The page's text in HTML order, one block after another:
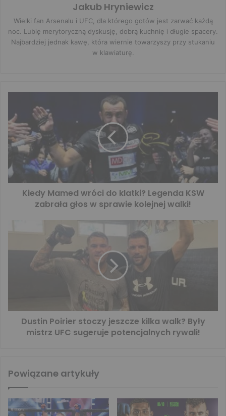
Jakub Hryniewicz
Wielki fan Arsenalu i UFC, dla którego gotów jest zarwać każdą
noc. Lubię merytoryczną dyskusję, dobrą kuchnię i długie spacery.
Najbardziej jednak kawę, która wiernie towarzyszy przy stukaniu
w klawiaturę.
Kiedy Mamed wróci do klatki? Legenda KSW
zabrała głos w sprawie kolejnej walki!
Dustin Poirier stoczy jeszcze kilka walk? Były
mistrz UFC sugeruje potencjalnych rywali!
Powiązane artykuły